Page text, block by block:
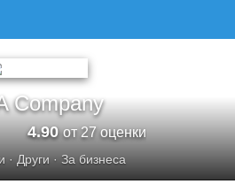
Company
4.90от 27 оценки
· Други · За бизнеса